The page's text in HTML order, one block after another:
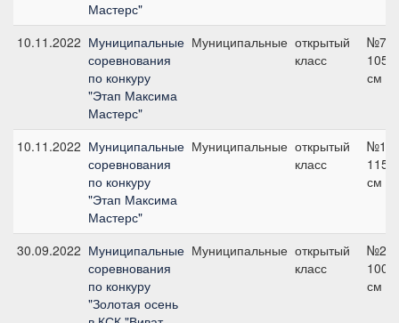
Мастерс"
10.11.2022 Муниципальные
соревнования
по конкуру
"Этап Максима
Мастерс"
Муниципальные открытый
класс
№7,
105
см
10.11.2022 Муниципальные
соревнования
по конкуру
"Этап Максима
Мастерс"
Муниципальные открытый
класс
№13,
115
см
30.09.2022 Муниципальные
соревнования
по конкуру
"Золотая осень
Муниципальные открытый
класс
№2,
100
см